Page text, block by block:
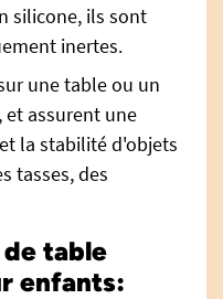
silicone, ils sont
inertes.
une table ou un
et assurent une
la stabilité d'objets
tasses, des
table
enfants: